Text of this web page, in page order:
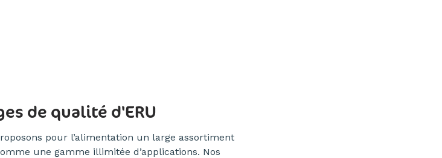
de qualité d'ERU
pour l’alimentation un large assortiment
une gamme illimitée d’applications. Nos